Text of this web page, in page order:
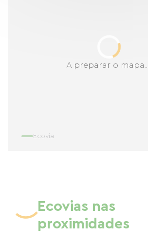
A preparar o mapa...
Ecovia
Ecovias nas
proximidades